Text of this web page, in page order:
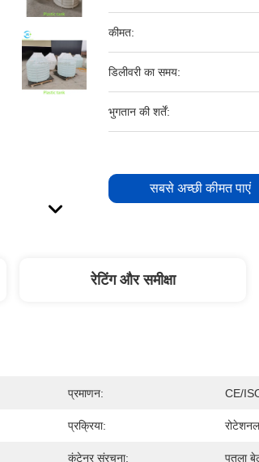
कीमत:
डिलीवरी का समय:
भुगतान की शर्तें:
सबसे अच्छी कीमत पाएं
रेटिंग और समीक्षा
प्रमाणन: CE/
प्रक्रिया: रोटेशनल
कंटेनर संरचना: पतला